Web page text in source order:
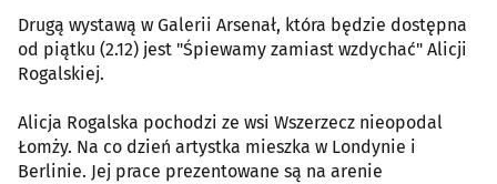
Drugą wystawą w Galerii Arsenał, która będzie dostępna
od piątku (2.12) jest "Śpiewamy zamiast wzdychać" Alicji
Rogalskiej.
Alicja Rogalska pochodzi ze wsi Wszerzecz nieopodal
Łomży. Na co dzień artystka mieszka w Londynie i
Berlinie. Jej prace prezentowane są na arenie